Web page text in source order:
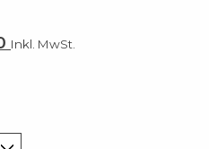
Inkl. MwSt.